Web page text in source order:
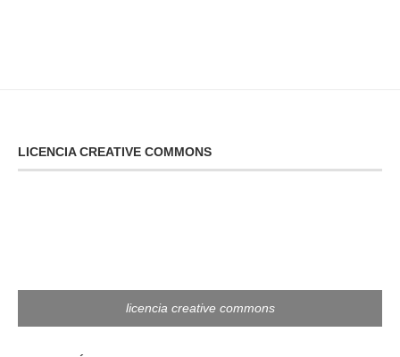
LICENCIA CREATIVE COMMONS
licencia creative commons